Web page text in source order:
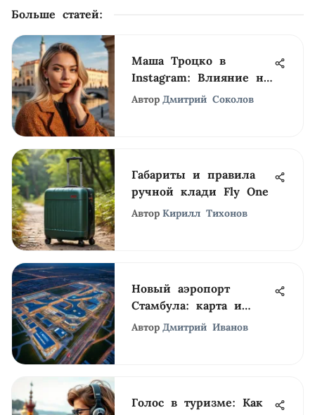
Больше статей:
Маша Троцко в
Instagram: Влияние на
культуру и туризм
Автор Дмитрий Соколов
Габариты и правила
ручной клади Fly One
Автор Кирилл Тихонов
Новый аэропорт
Стамбула: карта и
инфраструктура
Автор Дмитрий Иванов
Голос в туризме: Как